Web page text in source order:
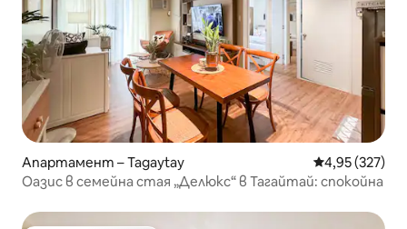
Апартамент – Tagaytay Средна
4,95 (327)
Оазис в семейна стая „Делюкс“ в Тагайтай: спокойна